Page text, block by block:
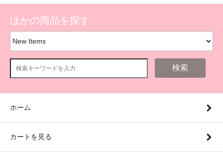
ほかの商品を探す
検索
ホーム
カートを見る